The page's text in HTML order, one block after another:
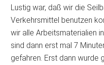
Lustig war, daß wir die
Verkehrsmittel benutzen
wir alle Arbeitsmaterialien
sind dann erst mal 7
gefahren. Erst dann wurde